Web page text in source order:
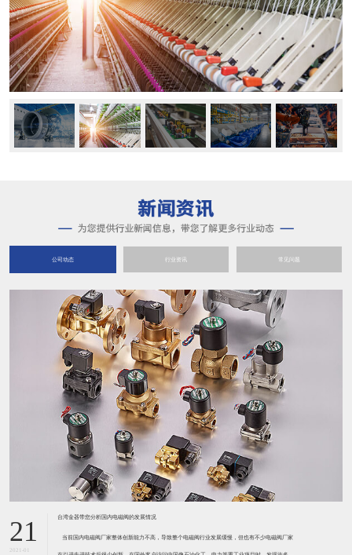
公司动态 行业资讯 常见问题
21
2021-01
台湾金器带您分析国内电磁阀的发展情况
​ 当前国内电磁阀厂家整体创新能力不高，导致整个电磁阀行业发展缓慢，但也有不少电磁阀厂家